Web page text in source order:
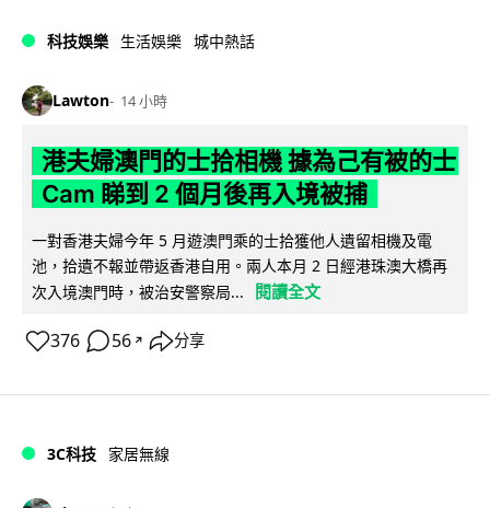
科技娛樂 生活娛樂 城中熱話
Lawton 14 小時
港夫婦澳門的士拾相機 據為己有被的士
Cam 睇到 2 個月後再入境被捕
一對香港夫婦今年 5 月遊澳門乘的士拾獲他人遺留相機及電
池，拾遺不報並帶返香港自用。兩人本月 2 日經港珠澳大橋再
次入境澳門時，被治安警察局...
閱讀全文
376 56 ↗ 分享
3C科技 家居無線